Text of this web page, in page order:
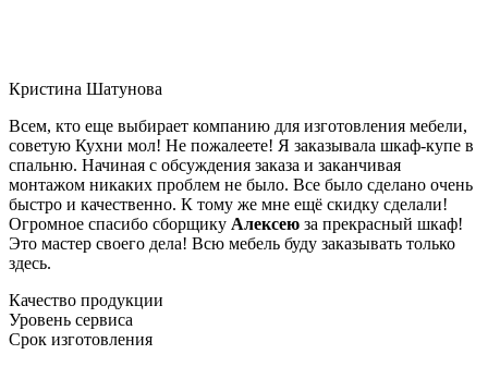
Кристина Шатунова
Всем, кто еще выбирает компанию для изготовления мебели,
советую Кухни мол! Не пожалеете! Я заказывала шкаф-купе в
спальню. Начиная с обсуждения заказа и заканчивая
монтажом никаких проблем не было. Все было сделано очень
быстро и качественно. К тому же мне ещё скидку сделали!
Огромное спасибо сборщику Алексею за прекрасный шкаф!
Это мастер своего дела! Всю мебель буду заказывать только
здесь.
Качество продукции
Уровень сервиса
Срок изготовления